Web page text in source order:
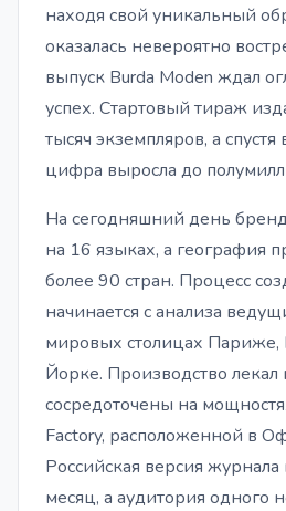
находя свой уникальный
оказалась невероятно
выпуск Burda Moden ждал
успех. Стартовый тираж
тысяч экземпляров, а спустя
цифра выросла до
На сегодняшний день
на 16 языках, а география
более 90 стран. Процесс
начинается с анализа
мировых столицах
Йорке. Производство
сосредоточены на
Factory, расположенной в
Российская версия
месяц, а аудитория одного